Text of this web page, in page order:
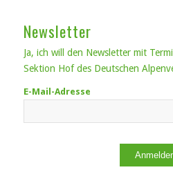
Newsletter
Ja, ich will den Newsletter mit
Sektion Hof des Deutschen
E-Mail-Adresse